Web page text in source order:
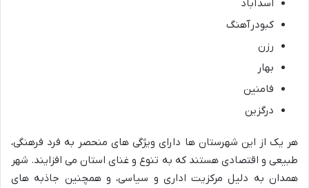
اسدآباد
کبودرآهنگ
رزن
بهار
فامنین
درگزین
هر یک از این شهرستان ها دارای ویژگی های منحصر به فرد فرهنگی،
طبیعی و اقتصادی هستند که به تنوع و غنای استان می افزایند. شهر
همدان به دلیل مرکزیت اداری و سیاسی، و همچنین جاذبه های